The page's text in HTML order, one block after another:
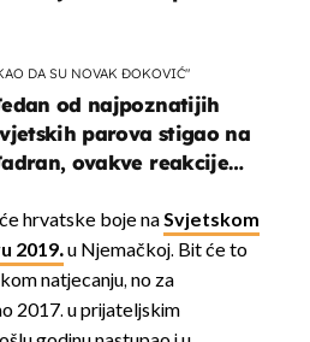
DA SU NOVAK ĐOKOVIĆ"
od najpoznatijih
parova stigao na
ovakve reakcije
hrvatske boje naSvjetskom
2019.u Njemačkoj. Bit će to
natjecanju, no za
2017. u prijateljskim